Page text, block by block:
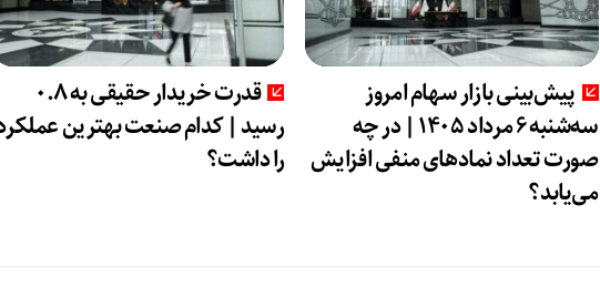
پیش‌بینی بازار سهام امروز
سه‌شنبه ۶ مرداد ۱۴۰۵ | در چه
صورت تعداد نماد‌های منفی افزایش
می‌یابد؟
قدرت خریدار حقیقی به ۰.۸
رسید | کدام صنعت بهترین
را داشت؟